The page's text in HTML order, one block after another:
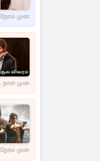
முன்
நாள் முன்
முன்